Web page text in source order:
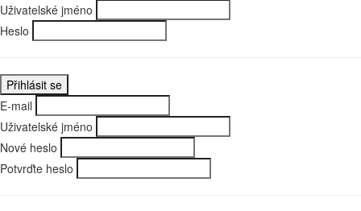
Uživatelské jméno
Heslo
E-mail
Uživatelské jméno
Nové heslo
Potvrďte heslo